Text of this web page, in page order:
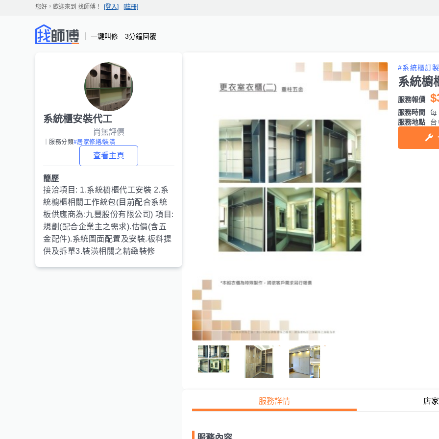
您好，歡迎來到 找師傅 ！ [登入] [註冊]
一鍵叫修 3分鐘回覆
系統櫃安裝代工
尚無評價
｜服務分類#居家修繕/裝潢
查看主頁
簡歷
接洽項目: 1.系統櫥櫃代工安裝 2.系
統櫥櫃相關工作統包(目前配合系統
板供應商為:九豐股份有限公司) 項目:
規劃(配合企業主之需求).估價(含五
金配件).系統圖面配置及安裝.板料提
供及拆單3.裝潢相關之精緻裝修
#系統櫃訂
系統櫥
服務報價
服務時間
服務地點
服務詳情 店